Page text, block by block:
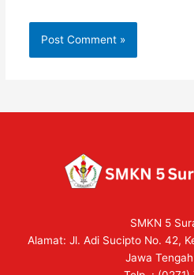
SMKN 5
Alamat: Jl. Adi Sucipto No. 42,
Jawa